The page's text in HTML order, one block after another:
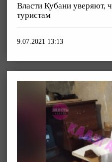
Власти Кубани уверяют,
туристам
9.07.2021 13:13